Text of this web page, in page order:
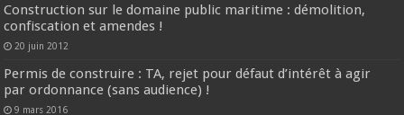
Construction sur le domaine public maritime : démolition,
confiscation et amendes !
20 juin 2012
Permis de construire : TA, rejet pour défaut d’intérêt à agir
par ordonnance (sans audience) !
9 mars 2016